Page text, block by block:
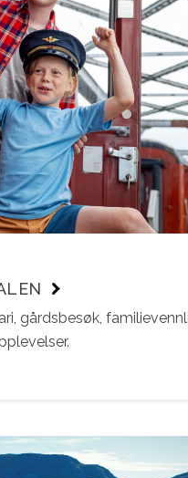
gårdsbesøk,